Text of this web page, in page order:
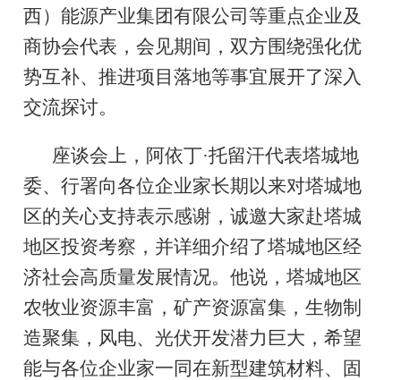
西）能源产业集团有限公司等重点企业及
商协会代表，会见期间，双方围绕强化优
势互补、推进项目落地等事宜展开了深入
交流探讨。
座谈会上，阿依丁·托留汗代表塔城地
委、行署向各位企业家长期以来对塔城地
区的关心支持表示感谢，诚邀大家赴塔城
地区投资考察，并详细介绍了塔城地区经
济社会高质量发展情况。他说，塔城地区
农牧业资源丰富，矿产资源富集，生物制
造聚集，风电、光伏开发潜力巨大，希望
能与各位企业家一同在新型建筑材料、固